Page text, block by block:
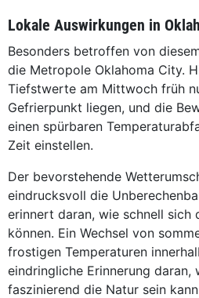
Lokale Auswirkungen in
Besonders betroffen von
die Metropole Oklahoma City.
Tiefstwerte am Mittwoch früh
Gefrierpunkt liegen, und die
einen spürbaren
Zeit einstellen.
Der bevorstehende
eindrucksvoll die
erinnert daran, wie schnell sich
können. Ein Wechsel von
frostigen Temperaturen
eindringliche Erinnerung daran,
faszinierend die Natur sein